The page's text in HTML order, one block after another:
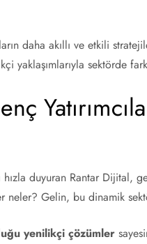
daha akıllı ve etkili
yaklaşımlarıyla sektörde
duyuran Rantar Dijital,
neler? Gelin, bu dinamik
yenilikçi çözümler